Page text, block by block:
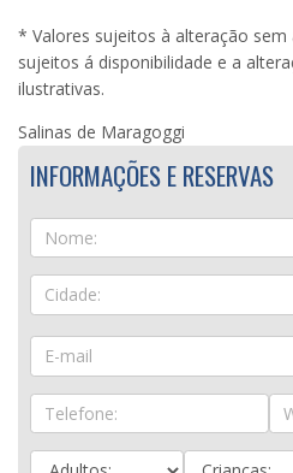
* Valores sujeitos à alteração sem
sujeitos á disponibilidade e a
ilustrativas.
Salinas de Maragoggi
INFORMAÇÕES E RESERVAS